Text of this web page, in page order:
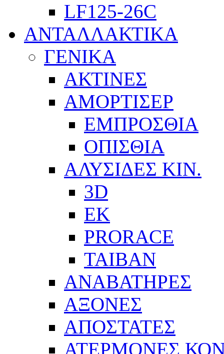
LF125-26C
ΑΝΤΑΛΛΑΚΤΙΚΑ
ΓΕΝΙΚΑ
ΑΚΤΙΝΕΣ
ΑΜΟΡΤΙΣΕΡ
ΕΜΠΡΟΣΘΙΑ
ΟΠΙΣΘΙΑ
ΑΛΥΣΙΔΕΣ ΚΙΝ.
3D
EK
PRORACE
ΤΑΙΒΑΝ
ΑΝΑΒΑΤΗΡΕΣ
ΑΞΟΝΕΣ
ΑΠΟΣΤΑΤΕΣ
ΑΤΕΡΜΟΝΕΣ